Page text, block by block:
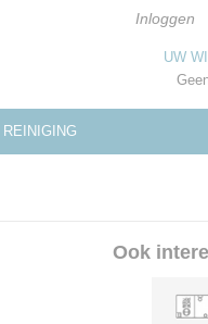
Inloggen
UW
REINIGING
Ook